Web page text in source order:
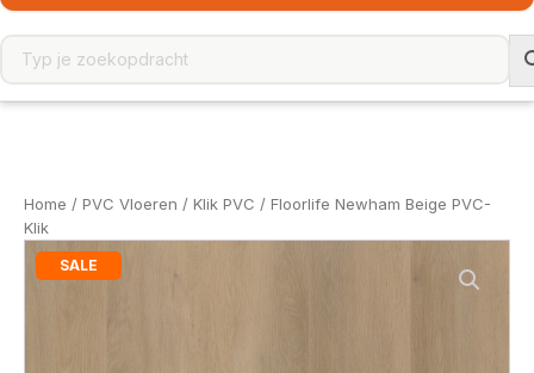
Home / PVC Vloeren / Klik PVC / Floorlife Newham Beige PVC-
Klik
SALE